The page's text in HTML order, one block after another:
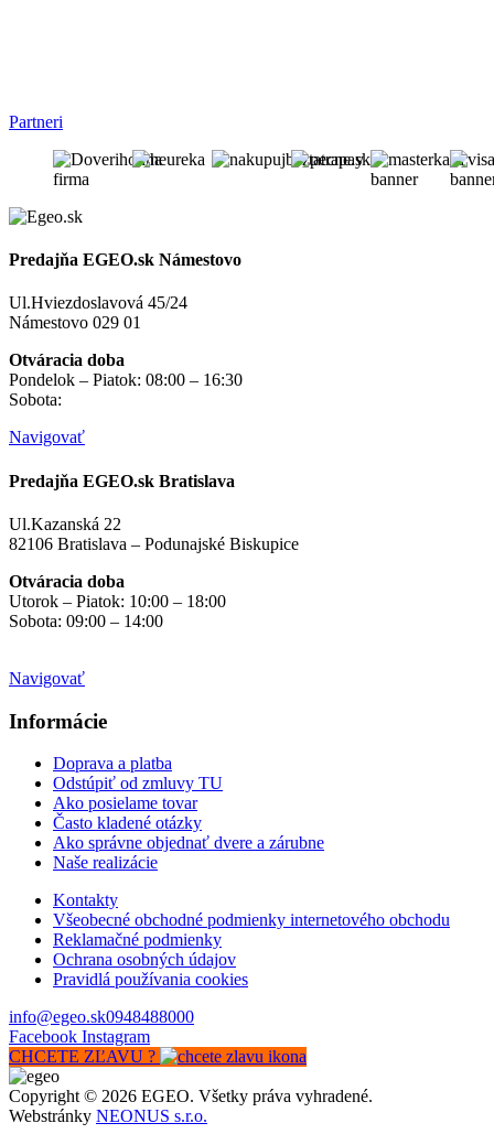
Partneri
Predajňa EGEO.sk Námestovo
Ul.Hviezdoslavová 45/24
Námestovo 029 01
Otváracia doba
Pondelok – Piatok: 08:00 – 16:30
Sobota:
Navigovať
Predajňa EGEO.sk Bratislava
Ul.Kazanská 22
82106 Bratislava – Podunajské Biskupice
Otváracia doba
Utorok – Piatok: 10:00 – 18:00
Sobota: 09:00 – 14:00
Navigovať
Informácie
Doprava a platba
Odstúpiť od zmluvy TU
Ako posielame tovar
Často kladené otázky
Ako správne objednať dvere a zárubne
Naše realizácie
Kontakty
Všeobecné obchodné podmienky internetového obchodu
Reklamačné podmienky
Ochrana osobných údajov
Pravidlá používania cookies
info@egeo.sk0948488000
Facebook Instagram
CHCETE ZĽAVU ?
Copyright © 2026 EGEO. Všetky práva vyhradené.
Webstránky NEONUS s.r.o.